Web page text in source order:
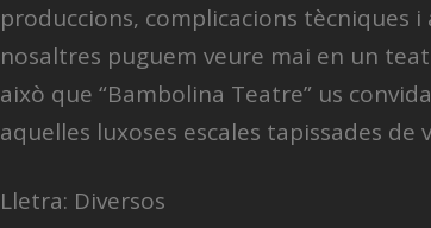
produccions, complicacions tècniques
nosaltres puguem veure mai en un
això que “Bambolina Teatre” us
aquelles luxoses escales tapissades
Lletra: Diversos